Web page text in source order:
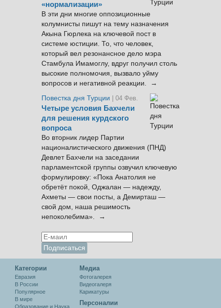
«нормализации»
В эти дни многие оппозиционные
колумнисты пишут на тему назначения
Акына Гюрлека на ключевой пост в
системе юстиции. То, что человек,
который вел резонансное дело мэра
Стамбула Имамоглу, вдруг получил столь
высокие полномочия, вызвало уйму
вопросов и негативной реакции. →
Повестка дня Турции
| 04 Фев.
Четыре условия Бахчели
для решения курдского
вопроса
Во вторник лидер Партии
националистического движения (ПНД)
Девлет Бахчели на заседании
парламентской группы озвучил ключевую
формулировку: «Пока Анатолия не
обретёт покой, Оджалан — надежду,
Ахметы — свои посты, а Демирташ —
свой дом, наша решимость
непоколебима». →
Категории
Евразия
В России
Популярное
В мире
Образование и Наука
Медиа
Фотогалерея
Видеогалеря
Карикатуры
Персоналии